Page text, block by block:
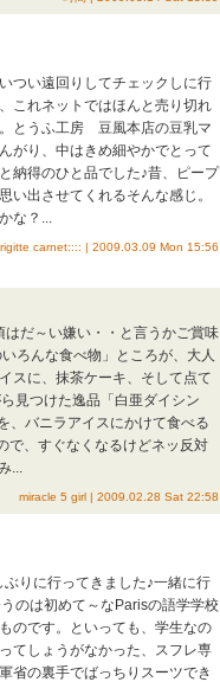
つい遠回りしてチェックしに行
これネットではほんと売り切れ
とうふ工房 豆風本店の豆乳マ
がり、中はきめ細やかでとって
納得のひと品でした♪昔、ピープ
い出させてくれるそんな感じ。
な？...
carnet:::: | 2009.03.09 Mon 15:56
だ～い嫌い・・と言うかご賞味
ろんな食べ物」ところが、大人
スに、抹茶ケーキ、そして点て
見つけた逸品「白亜ダイシン
、バニラアイスにかけて食べる
で、すぐなくなるけどネッ反対
...
miracle 5 girl | 2009.02.28 Sat 22:58
りに行ってきました♪一緒に行
のは初めて～なParisの語学学校
のです。といっても、学生なの
てしょうがなかった、スフレ専
省の裏手でばっちりスーツでき